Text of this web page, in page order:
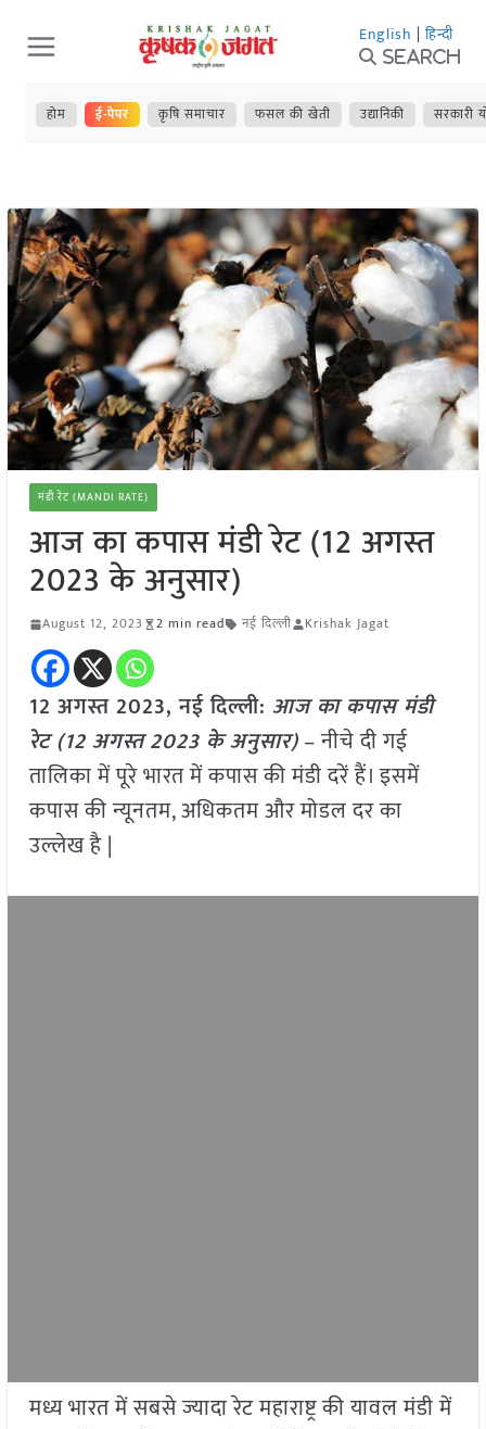
Skip
to
content
English | हिन्दी
Search
होम ई-पेपर कृषि समाचार फसल की खेती उद्यानिकी सरकारी
मंडी रेट (MANDI RATE)
आज का कपास मंडी रेट (12 अगस्त
2023 के अनुसार)
August 12, 2023 2 min read नई दिल्ली Krishak Jagat
12 अगस्त 2023, नई दिल्ली: आज का कपास मंडी
रेट (12 अगस्त2023 के अनुसार)– नीचे दी गई
तालिका में पूरे भारत में कपास की मंडी दरें हैं। इसमें
कपास की न्यूनतम, अधिकतम और मोडल दर का
उल्लेख है |
मध्य भारत में सबसे ज्यादा रेट महाराष्ट्र की यावल मंडी में